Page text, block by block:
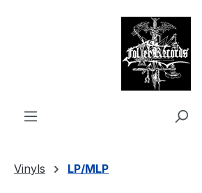
Vinyls LP/MLP